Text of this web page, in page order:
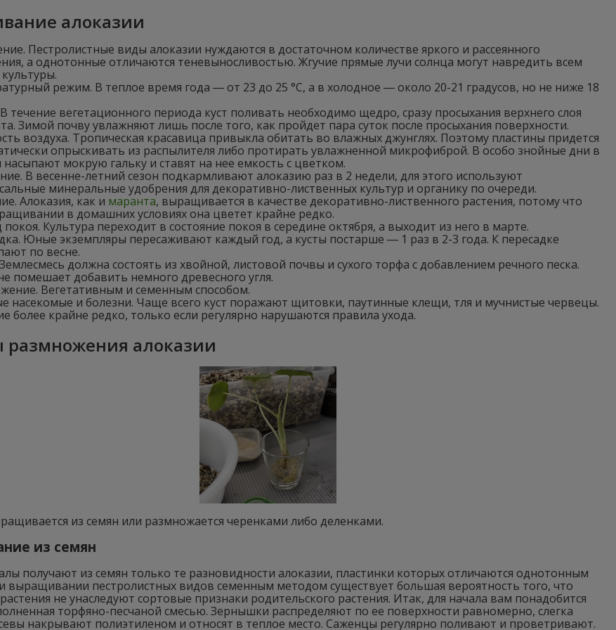
алоказии
Пестролистные виды алоказии нуждаются в достаточном количестве яркого и рассеянного
а однотонные отличаются теневыносливостью. Жгучие прямые лучи солнца могут навредить всем
режим. В теплое время года ― от 23 до 25 °C, а в холодное ― около 20-21 градусов, но не ниже 18
течение вегетационного периода куст поливать необходимо щедро, сразу просыхания верхнего слоя
Зимой почву увлажняют лишь после того, как пройдет пара суток после просыхания поверхности.
воздуха. Тропическая красавица привыкла обитать во влажных джунглях. Поэтому пластины придется
опрыскивать из распылителя либо протирать увлажненной микрофиброй. В особо знойные дни в
мокрую гальку и ставят на нее емкость с цветком.
В весенне-летний сезон подкармливают алоказию раз в 2 недели, для этого используют
минеральные удобрения для декоративно-лиственных культур и органику по очереди.
Алоказия, как и маранта, выращивается в качестве декоративно-лиственного растения, потому что
в домашних условиях она цветет крайне редко.
Культура переходит в состояние покоя в середине октября, а выходит из него в марте.
Юные экземпляры пересаживают каждый год, а кусты постарше ― 1 раз в 2-3 года. К пересадке
по весне.
должна состоять из хвойной, листовой почвы и сухого торфа с добавлением речного песка.
помешает добавить немного древесного угля.
Вегетативным и семенным способом.
насекомые и болезни. Чаще всего куст поражают щитовки, паутинные клещи, тля и мучнистые червецы.
более крайне редко, только если регулярно нарушаются правила ухода.
размножения алоказии
из семян или размножается черенками либо деленками.
из семян
получают из семян только те разновидности алоказии, пластинки которых отличаются однотонным
выращивании пестролистных видов семенным методом существует большая вероятность того, что
не унаследуют сортовые признаки родительского растения. Итак, для начала вам понадобится
торфяно-песчаной смесью. Зернышки распределяют по ее поверхности равномерно, слегка
накрывают полиэтиленом и относят в теплое место. Саженцы регулярно поливают и проветривают.